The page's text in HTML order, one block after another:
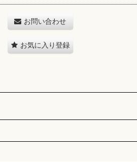
お問い合わせ
お気に入り登録